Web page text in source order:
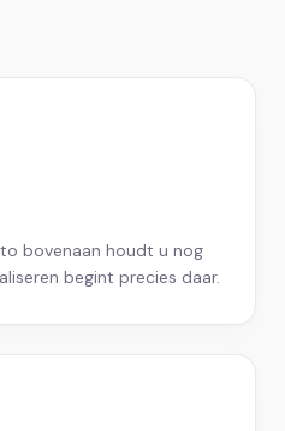
bovenaan houdt u nog
begint precies daar.